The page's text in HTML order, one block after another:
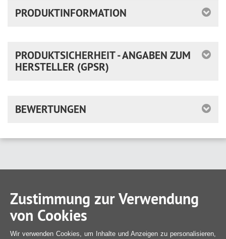
PRODUKTINFORMATION
PRODUKTSICHERHEIT - ANGABEN ZUM
HERSTELLER (GPSR)
BEWERTUNGEN
Zustimmung zur Verwendung
von Cookies
Wir verwenden Cookies, um Inhalte und Anzeigen zu personalisieren,